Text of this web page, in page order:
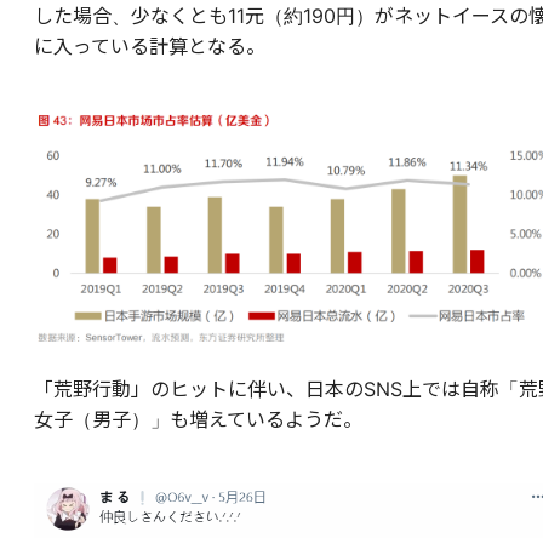
した場合、少なくとも11元（約190円）がネットイースの
に入っている計算となる。
「荒野行動」のヒットに伴い、日本のSNS上では自称「荒
女子（男子）」も増えているようだ。